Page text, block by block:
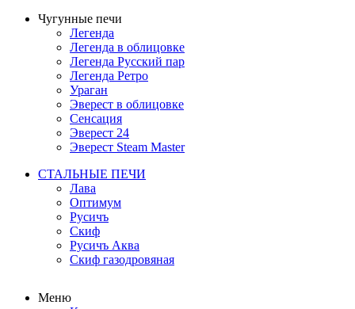
Чугунные печи
Легенда
Легенда в облицовке
Легенда Русский пар
Легенда Ретро
Ураган
Эверест в облицовке
Сенсация
Эверест 24
Эверест Steam Master
СТАЛЬНЫЕ ПЕЧИ
Лава
Оптимум
Русичъ
Скиф
Русичъ Аква
Скиф газодровяная
Меню